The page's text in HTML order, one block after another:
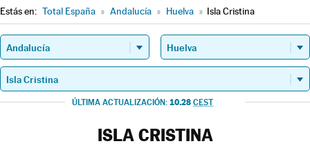
Estás en: Total España » Andalucía » Huelva » Isla Cristina
ÚLTIMA ACTUALIZACIÓN: 10.28 CEST
ISLA CRISTINA